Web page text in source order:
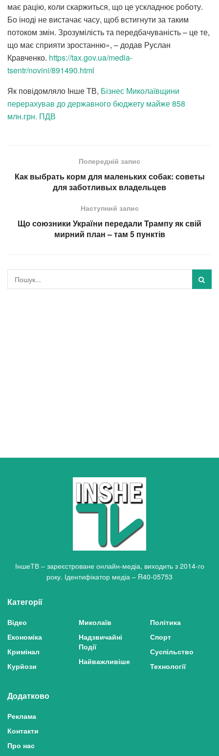
має рацію, коли скаржиться, що це ускладнює роботу.
Бо іноді не вистачає часу, щоб встигнути за таким
потоком змін. Зрозумілість та передбачуваність – це те,
що має сприяти зростанню», – додав Руслан
Кравченко. https://tax.gov.ua/media-
tsentr/novini/891490.html
Як повідомляло Інше ТВ, Бізнес Миколаївщини
перерахував до державного бюджету майже 858
млн.грн. ПДВ
Попередній запис
Как выбрать корм для маленьких собак: советы
для заботливых владельцев
Наступний запис
Що союзники України передали Трампу як свій
мирний план – там 5 пунктів
ІншеТВ – зареєстроване онлайн-медіа, виходить з 2014-го
року. Ідентифікатор медіа – R40-05753
Категорії
Відео
Економіка
Кримінал
Курйози
Миколаїв
Надзвичайні
Події
Найважливіше
Політика
Спорт
Суспільство
Технології
Додатково
Реклама
Контакти
Про нас